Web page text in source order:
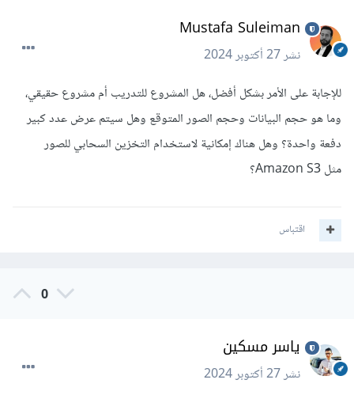
Mustafa Suleiman
نشر27 أكتوبر 2024
للإجابة على الأمر بشكل أفضل، هل المشروع للتدريب أم مشروع حقيقي،
وما هو حجم البيانات وحجم الصور المتوقع وهل سيتم عرض عدد كبير
دفعة واحدة؟ وهل هناك إمكانية لاستخدام التخزين السحابي للصور
مثل Amazon S3؟
اقتباس
0
ياسر مسكين
نشر27 أكتوبر 2024